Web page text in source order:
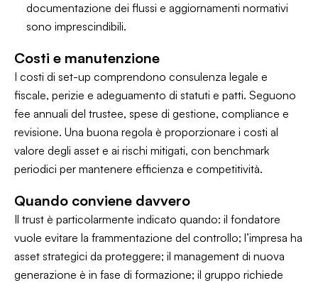
documentazione dei flussi e aggiornamenti normativi
sono imprescindibili.
Costi e manutenzione
I costi di set-up comprendono consulenza legale e
fiscale, perizie e adeguamento di statuti e patti. Seguono
fee annuali del trustee, spese di gestione, compliance e
revisione. Una buona regola è proporzionare i costi al
valore degli asset e ai rischi mitigati, con benchmark
periodici per mantenere efficienza e competitività.
Quando conviene davvero
Il trust è particolarmente indicato quando: il fondatore
vuole evitare la frammentazione del controllo; l’impresa ha
asset strategici da proteggere; il management di nuova
generazione è in fase di formazione; il gruppo richiede